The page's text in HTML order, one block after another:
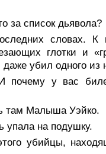
за список дьявола?
словах. К
глотки и
даже убил одного из
почему у вас
там Малыша Уэйко.
упала на подушку.
убийцы,